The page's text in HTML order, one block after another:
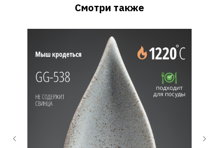
Смотри также